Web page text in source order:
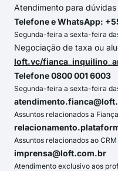
Atendimento para dúvidas
Telefone e WhatsApp:
Segunda-feira a sexta-feira
Negociação de taxa ou
loft.vc/
Telefone 0800 001 6003
Segunda-feira a sexta-feira
Assuntos relacionados a
Assuntos relacionados ao
imprensa@loft.com.br
Atendimento exclusivo aos